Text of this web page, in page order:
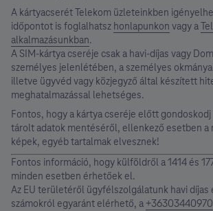
A kártyacserét Telekom üzleteinkben
időpontot is foglalhatsz honlapunkon vagy a
alkalmazásunkban.
A SIM-kártya cseréje csak a havi-díjas vagy
személyes jelenlétében, a személyes
illetve ügyvéd vagy közjegyző által készített
meghatalmazással lehetséges.
Fontos, hogy a kártya cseréje előtt gondoskodj
tárolt adatok mentéséről, ellenkező esetben a
képek, egyéb tartalmak elvesznek!
Fontos információ, hogy külföldről a 1414 és
minden esetben érhetőek el.
Az EU területéről ügyfélszolgálatunk havi díjas
számokról egyaránt elérhető, a+36303440970